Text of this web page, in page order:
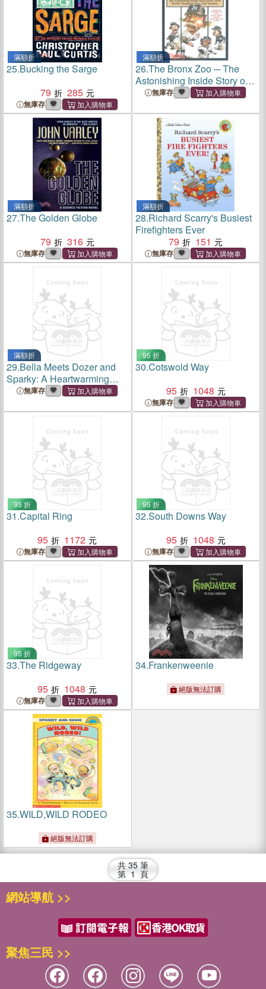
滿額折
25.Bucking the Sarge
79
285
無庫存
滿額折
26.The Bronx Zoo ─ The
Astonishing Inside Story of
the 1978 World Champion
無庫存
滿額折
27.The Golden Globe
79
316
無庫存
滿額折
28.Richard Scarry's Busiest
Firefighters Ever
79
151
無庫存
滿額折
29.Bella Meets Dozer and
Sparky: A Heartwarming
Story of Friendship and the
無庫存
95 折
30.Cotswold Way
95
1048
無庫存
95 折
31.Capital Ring
95
1172
無庫存
95 折
32.South Downs Way
95
1048
無庫存
95 折
33.The Ridgeway
95
1048
無庫存
34.Frankenweenie
絕版無法訂購
35.WILD,WILD RODEO
絕版無法訂購
共 35 筆
第 1 頁
網站導航 >>
聚焦三民 >>